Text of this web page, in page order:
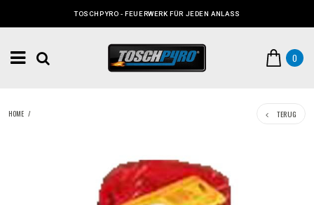
TOSCHPYRO - FEUERWERK FÜR JEDEN ANLASS
0
HOME / TERUG